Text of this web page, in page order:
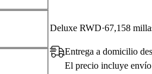
Deluxe RWD 67,158
Entrega a domicilio
El precio incluye